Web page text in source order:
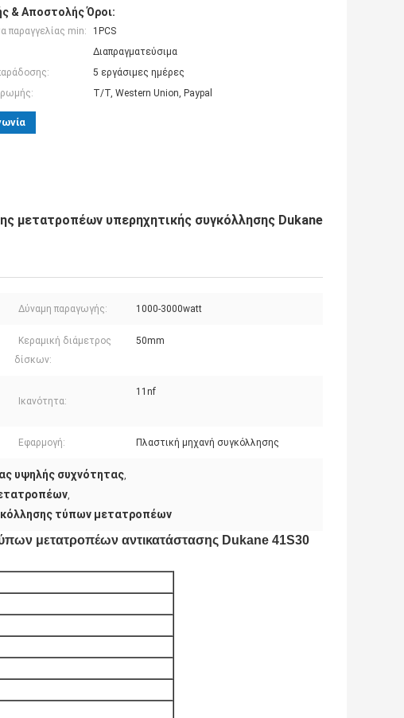
& Αποστολής Όροι:
παραγγελίας min:
1PCS
Διαπραγματεύσιμα
5 εργάσιμες ημέρες
T/T, Western Union, Paypal
μετατροπέων υπερηχητικής συγκόλλησης Dukane
Δύναμη παραγωγής: 1000-3000watt
Κεραμική διάμετρος
δίσκων:
50mm
Ικανότητα:
11nf
Εφαρμογή: Πλαστική μηχανή συγκόλλησης
υψηλής συχνότητας
τύπων μετατροπέων
μετατροπέων αντικατάστασης Dukane 41S30